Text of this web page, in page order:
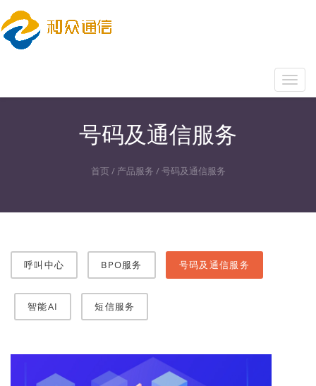
号码及通信服务
首页/ 产品服务 /号码及通信服务
呼叫中心 BPO服务 号码及通信服务
智能AI 短信服务